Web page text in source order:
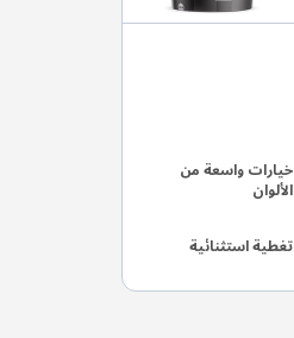
خيارات واسعة من
الألوان
تغطية استثنائية